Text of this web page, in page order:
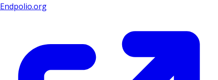
Endpolio.org